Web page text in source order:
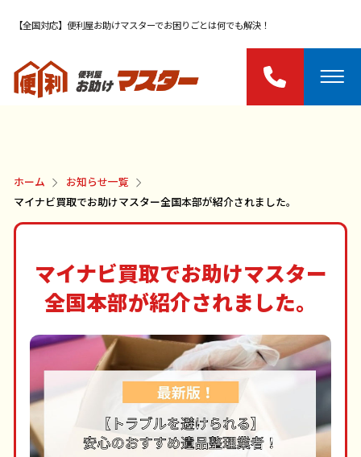
【全国対応】便利屋お助けマスターでお困りごとは何でも解決！
ホーム
お知らせ一覧
マイナビ買取でお助けマスター全国本部が紹介されました。
マイナビ買取でお助けマスター
全国本部が紹介されました。